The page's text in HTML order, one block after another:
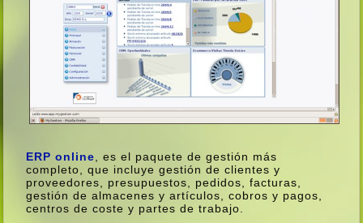
ERP online , es el paquete de gestión más
completo, que incluye gestión de clientes y
proveedores, presupuestos, pedidos, facturas,
gestión de almacenes y artí­culos, cobros y pagos,
centros de coste y partes de trabajo.